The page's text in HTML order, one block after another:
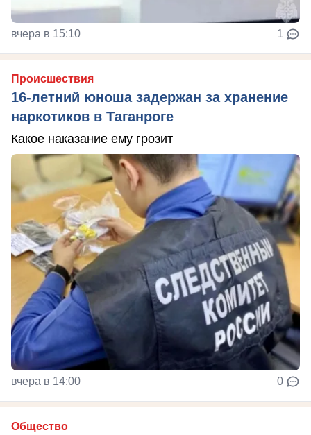
вчера в 15:10 1
Происшествия
16-летний юноша задержан за хранение
наркотиков в Таганроге
Какое наказание ему грозит
вчера в 14:00 0
Общество